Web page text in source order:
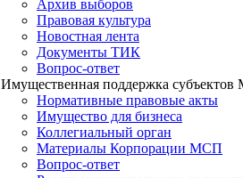
Архив выборов
Правовая культура
Новостная лента
Документы ТИК
Вопрос-ответ
Имущественная поддержка
Нормативные правовые акты
Имущество для бизнеса
Коллегиальный орган
Материалы Корпорации МСП
Вопрос-ответ